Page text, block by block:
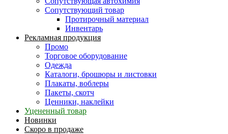
Сопутствующий товар
Протирочный материал
Инвентарь
Рекламная продукция
Промо
Торговое оборудование
Одежда
Каталоги, брошюры и листовки
Плакаты, воблеры
Пакеты, скотч
Ценники, наклейки
Уцененный товар
Новинки
Скоро в продаже